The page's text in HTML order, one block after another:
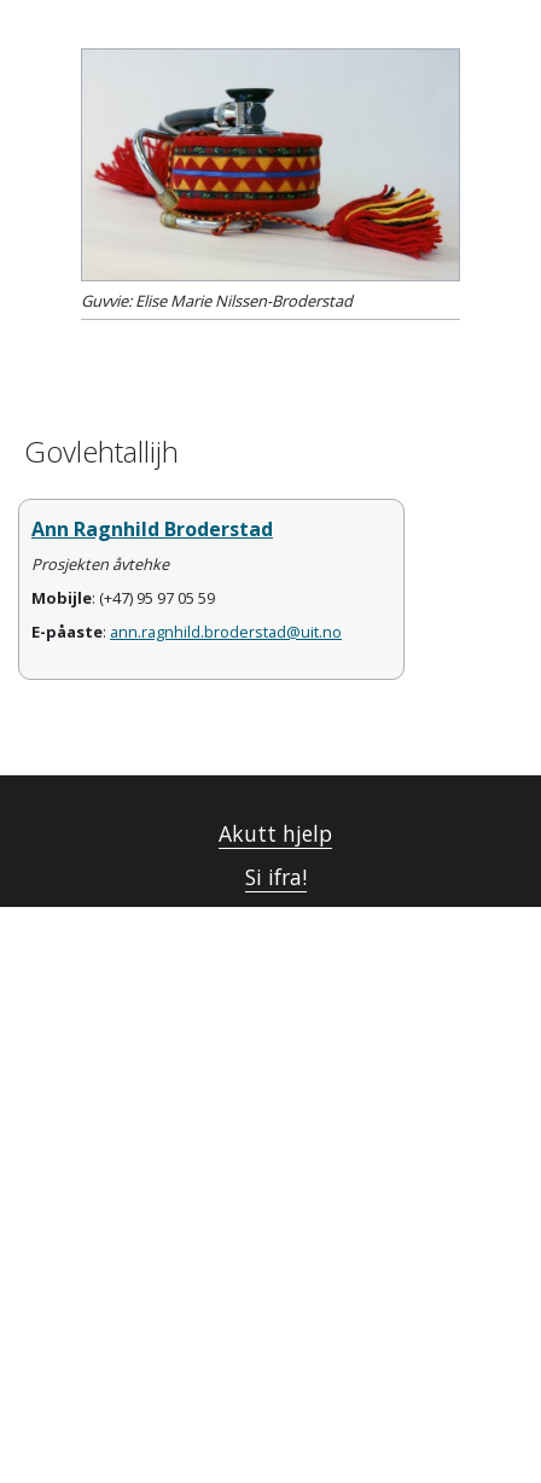
Guvvie: Elise Marie Nilssen-Broderstad
Govlehtallijh
Ann Ragnhild Broderstad
Prosjekten åvtehke
Mobijle: (+47) 95 97 05 59
E-påaste: ann.ragnhild.broderstad@uit.no
Akutt hjelp
Si ifra!